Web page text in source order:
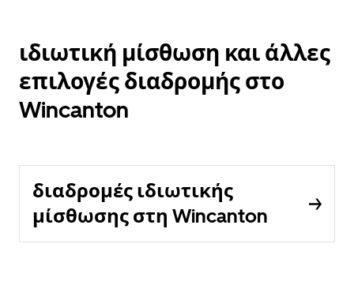
ιδιωτική μίσθωση και άλλες
επιλογές διαδρομής στο
Wincanton
διαδρομές ιδιωτικής
μίσθωσης στη Wincanton